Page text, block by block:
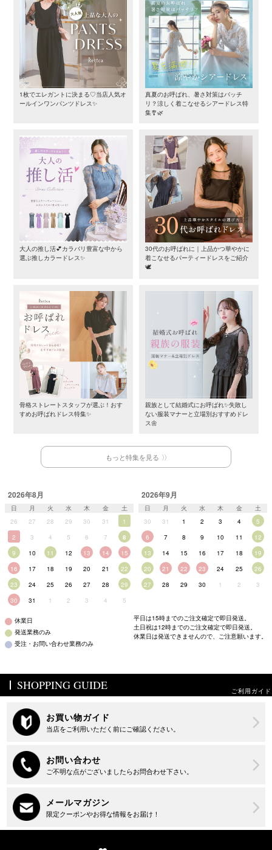
1枚でエレガントに決まる♡当店人気オ
ールインワンパンツドレス✨
真夏のお呼ばれ、暑さ対策はバッチ
リ？涼しく着こなせるシアードレス特
集🎐🌿
大人の推し活💕カラバリ豊富な中から
選ぶ推しカラードレス✨
30代のお呼ばれに｜上品かつ華やかに
着こなせるパーティードレスをご紹介
🕊️
骨格ストレートスタッフが選ぶ！おす
すめお呼ばれドレス特集✨
親族として結婚式にお呼ばれ✨失敗し
ない服装マナーと立場別おすすめドレ
ス🌼
もっと特集を見る
2026年8月
日 月 火 水 木 金
土
26
27 28 29 30 31
1
2
3 4 5 6 7
8
9
10 11 12 13 14
15
16
17 18 19 20 21
22
23
24 25 26 27 28
29
30
31 1 2 3 4 5
2026年9月
日 月 火 水 木 金
土
30
31 1 2 3 4
5
6
7 8 9 10 11
12
13
14 15 16 17 18
19
20
21 22 23 24 25
26
27
28 29 30 1 2 3
休業日
発送業務のみ
受注・お問い合わせ業務のみ
平日は15時までのご注文確定で即日発送。
土日祝は12時までのご注文確定で即日発送。
休業日は発送できませんので、ご注意願います。
SHOPPING GUIDE ご利用ガイド